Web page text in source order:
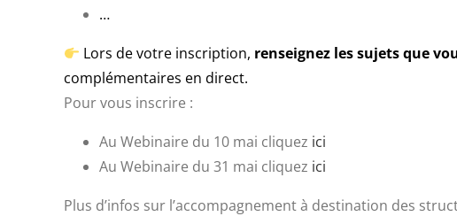
…
Lors de votre inscription, renseignez les sujets que
complémentaires en direct.
Pour vous inscrire :
Au Webinaire du 10 mai cliquez ici
Au Webinaire du 31 mai cliquez ici
Plus d’infos sur l’accompagnement à destination des